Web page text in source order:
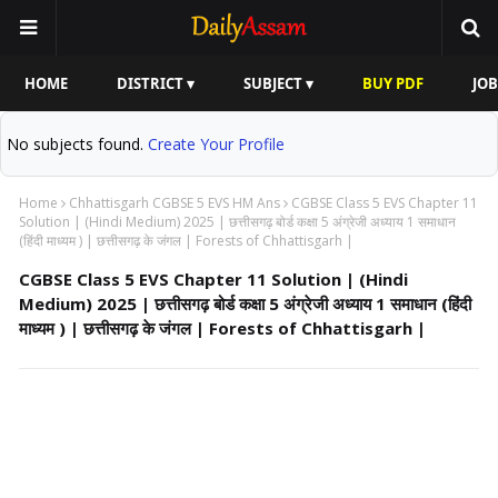
HOME DISTRICT ▾ SUBJECT ▾ BUY PDF
No subjects found. Create Your Profile
Home Chhattisgarh CGBSE 5 EVS HM Ans
CGBSE Class 5 EVS Chapter 11
Solution | (Hindi Medium) 2025 | छत्तीसगढ़ बोर्ड कक्षा 5 अंग्रेजी अध्याय 1 समाधान
(हिंदी माध्यम ) | छत्तीसगढ़ के जंगल | Forests of Chhattisgarh |
CGBSE Class 5 EVS Chapter 11 Solution | (Hindi
Medium) 2025 | छत्तीसगढ़ बोर्ड कक्षा 5 अंग्रेजी अध्याय 1 समाधान (हिंदी
माध्यम ) | छत्तीसगढ़ के जंगल | Forests of Chhattisgarh |